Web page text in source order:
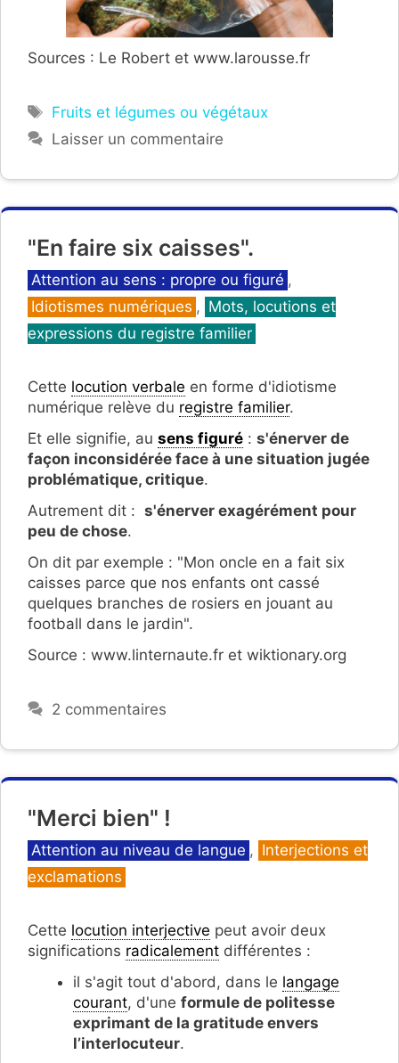
Sources : Le Robert et www.larousse.fr
Étiquettes
Fruits et légumes ou végétaux
Laisser un commentaire
"En faire six caisses".
Catégories
Attention au sens : propre ou figuré ,
Idiotismes numériques , Mots, locutions et
expressions du registre familier
Cette locution verbale en forme d'idiotisme
numérique relève du registre familier.
Et elle signifie, au sens figuré : s'énerver de
façon inconsidérée face à une situation jugée
problématique, critique.
Autrement dit : s'énerver exagérément pour
peu de chose.
On dit par exemple : "Mon oncle en a fait six
caisses parce que nos enfants ont cassé
quelques branches de rosiers en jouant au
football dans le jardin".
Source : www.linternaute.fr et wiktionary.org
2 commentaires
"Merci bien" !
Catégories
Attention au niveau de langue , Interjections et
exclamations
Cette locution interjective peut avoir deux
significations radicalement différentes :
il s'agit tout d'abord, dans le langage
courant, d'une formule de politesse
exprimant de la gratitude envers
l’interlocuteur.